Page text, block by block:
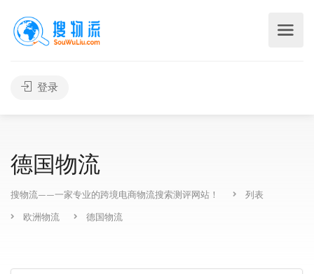
登录
德国物流
搜物流——一家专业的跨境电商物流搜索测评网站！ 列表
欧洲物流 德国物流